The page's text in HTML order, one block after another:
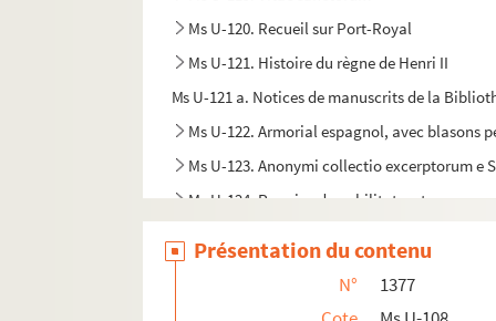
Ms U-120. Recueil sur Port-Royal
Ms U-121. Histoire du règne de Henri II
Ms U-121 a. Notices de manuscrits de la
Ms U-122. Armorial espagnol, avec blasons
Ms U-123. Anonymi collectio excerptorum e
Ms U-124. Poggius de nobilitate, etc.
Ms U-126. Traité de la Noblesse
Présentation du contenu
N°
1377